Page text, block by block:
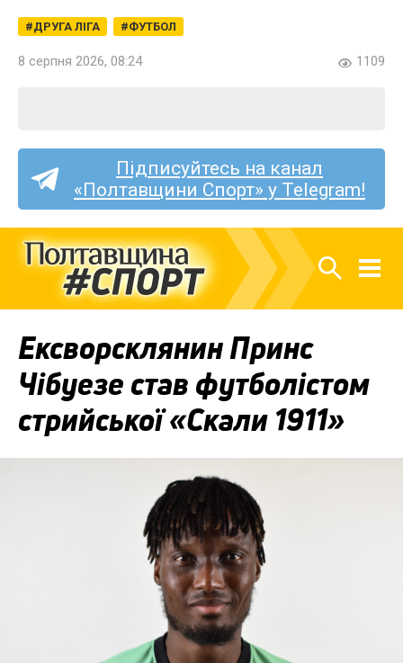
ДРУГА ЛІГА ФУТБОЛ
8 серпня 2026, 08:24 1109
Підписуйтесь на канал
«Полтавщини Спорт» у Telegram!
Ексворсклянин Принс
Чібуезе став футболістом
стрийської «Скали 1911»